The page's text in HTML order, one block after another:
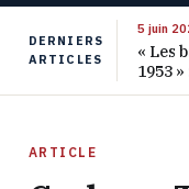
DERNIERS
ARTICLES
5 juin
« Les
1953
pour
ARTICLE